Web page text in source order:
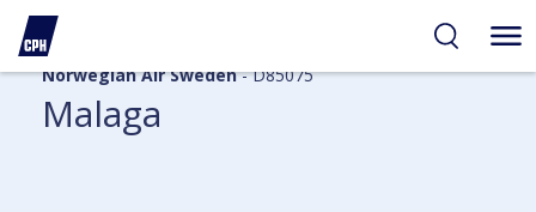
Norwegian Air Sweden- D85075
Malaga